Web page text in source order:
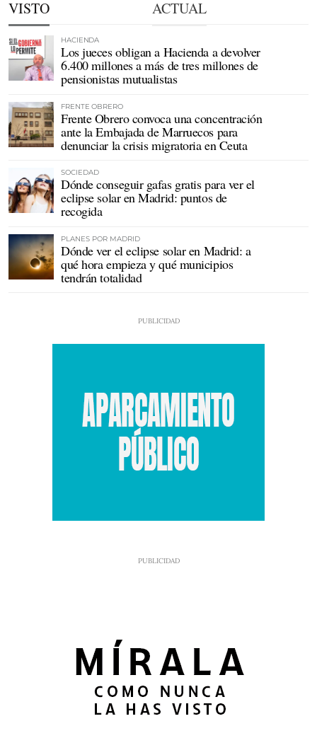
VISTO ACTUAL
HACIENDA
Los jueces obligan a Hacienda a devolver
6.400 millones a más de tres millones de
pensionistas mutualistas
FRENTE OBRERO
Frente Obrero convoca una concentración
ante la Embajada de Marruecos para
denunciar la crisis migratoria en Ceuta
SOCIEDAD
Dónde conseguir gafas gratis para ver el
eclipse solar en Madrid: puntos de
recogida
PLANES POR MADRID
Dónde ver el eclipse solar en Madrid: a
qué hora empieza y qué municipios
tendrán totalidad